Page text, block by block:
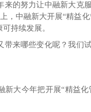
的努力让中融新大克
，中融新大开展“精益
持续发展。
来哪些变化呢？我们
大今年把开展“精益化